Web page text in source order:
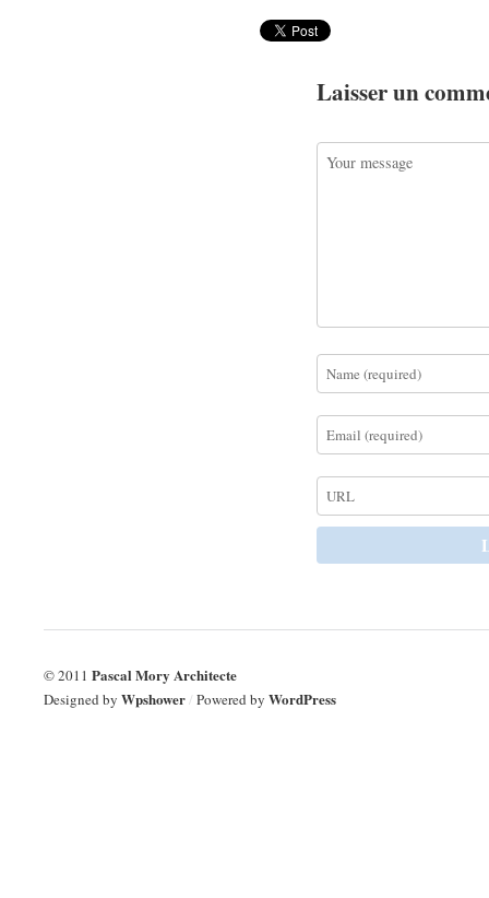
Laisser un
© 2011 Pascal Mory Architecte
Designed by Wpshower/ Powered by WordPress